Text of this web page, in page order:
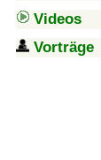
Videos
Vorträge